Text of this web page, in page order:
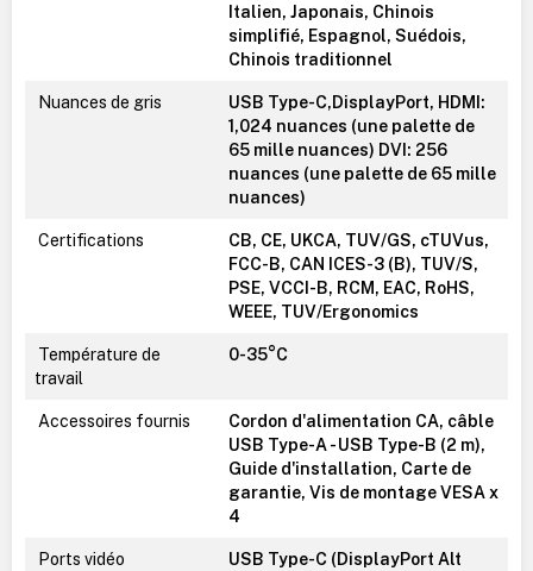
Italien, Japonais, Chinois
simplifié, Espagnol, Suédois,
Chinois traditionnel
Nuances de gris
USB Type-C,DisplayPort, HDMI:
1,024 nuances (une palette de
65 mille nuances) DVI: 256
nuances (une palette de 65 mille
nuances)
Certifications
CB, CE, UKCA, TUV/GS, cTUVus,
FCC-B, CAN ICES-3 (B), TUV/S,
PSE, VCCI-B, RCM, EAC, RoHS,
WEEE, TUV/Ergonomics
Température de
travail
0-35°C
Accessoires fournis
Cordon d'alimentation CA, câble
USB Type-A - USB Type-B (2 m),
Guide d'installation, Carte de
garantie, Vis de montage VESA x
4
Ports vidéo
USB Type-C (DisplayPort Alt